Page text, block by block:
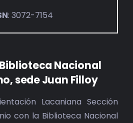
: 3072-7154
Nacional
sede Juan Filloy
Lacaniana Sección
con la Biblioteca Nacional